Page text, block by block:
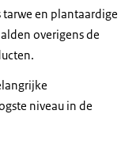
en plantaardige
overigens de
niveau in de